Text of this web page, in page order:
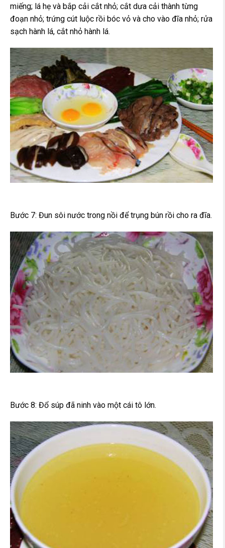
miếng; lá hẹ và bắp cải cắt nhỏ; cắt dưa cải thành từng
đoạn nhỏ; trứng cút luộc rồi bóc vỏ và cho vào đĩa nhỏ; rửa
sạch hành lá, cắt nhỏ hành lá.
Bước 7: Đun sôi nước trong nồi để trụng bún rồi cho ra đĩa.
Bước 8: Đổ súp đã ninh vào một cái tô lớn.